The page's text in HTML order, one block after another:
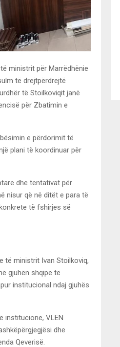
ministrit për Marrëdhënie
të drejtpërdrejtë
të Stoilkoviqit janë
për Zbatimin e
e përdorimit të
plani të koordinuar për
dhe tentativat për
nisur që në ditët e para të
të fshirjes së
të ministrit Ivan Stoilkoviq,
gjuhën shqipe të
institucional ndaj gjuhës
institucione, VLEN
dhe
Qeverisë.